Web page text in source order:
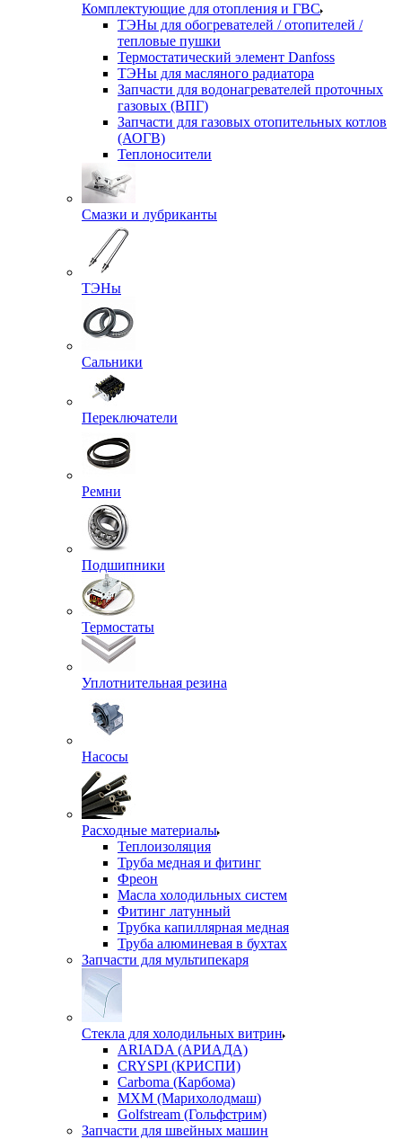
Комплектующие для отопления и ГВС
ТЭНы для обогревателей / отопителей /
тепловые пушки
Термостатический элемент Danfoss
ТЭНы для масляного радиатора
Запчасти для водонагревателей проточных
газовых (ВПГ)
Запчасти для газовых отопительных котлов
(АОГВ)
Теплоносители
Смазки и лубриканты
ТЭНы
Сальники
Переключатели
Ремни
Подшипники
Термостаты
Уплотнительная резина
Насосы
Расходные материалы
Теплоизоляция
Труба медная и фитинг
Фреон
Масла холодильных систем
Фитинг латунный
Трубка капиллярная медная
Труба алюминевая в бухтах
Запчасти для мультипекаря
Стекла для холодильных витрин
ARIADA (АРИАДА)
CRYSPI (КРИСПИ)
Carboma (Карбома)
MXM (Марихолодмаш)
Golfstream (Гольфстрим)
Запчасти для швейных машин